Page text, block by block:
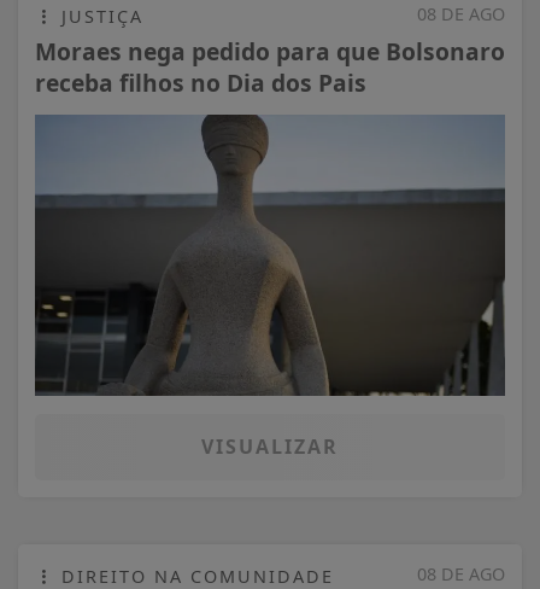
08 DE AGO
JUSTIÇA
Moraes nega pedido para que Bolsonaro
receba filhos no Dia dos Pais
VISUALIZAR
08 DE AGO
DIREITO NA COMUNIDADE